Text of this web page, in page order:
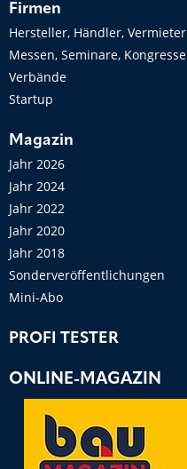
Firmen
Hersteller, Händler, Vermieter
Messen, Seminare, Kongresse
Verbände
Startup
Magazin
Jahr 2026
Jahr 2024
Jahr 2022
Jahr 2020
Jahr 2018
Sonderveröffentlichungen
Mini-Abo
PROFI TESTER
ONLINE-MAGAZIN